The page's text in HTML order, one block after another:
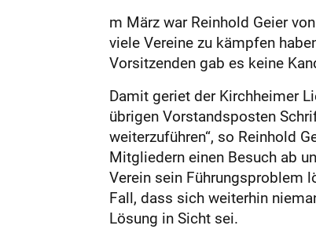
m März war Reinhold Geier
viele Vereine zu kämpfen
Vorsitzenden gab es keine
Damit geriet der Kirchheimer
übrigen Vorstandsposten
weiterzuführen“, so Reinhold
Mitgliedern einen Besuch ab
Verein sein Führungsproblem
Fall, dass sich weiterhin
Lösung in Sicht sei.